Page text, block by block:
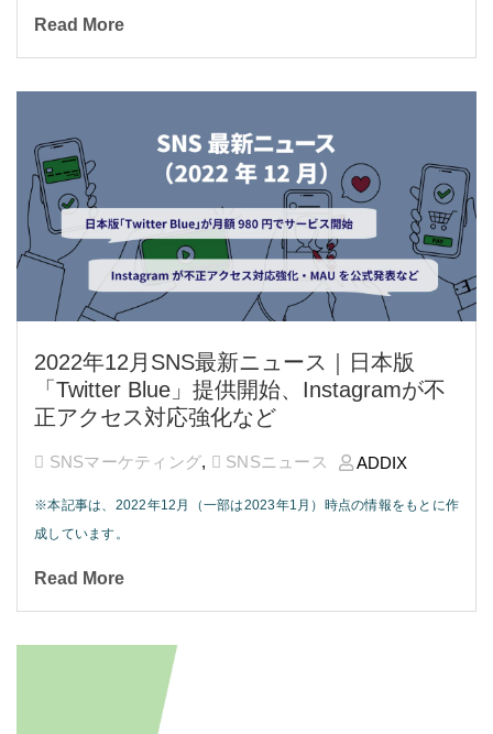
Read More
2022年12月SNS最新ニュース｜日本版
「Twitter Blue」提供開始、Instagramが不
正アクセス対応強化など
SNSマーケティング, SNSニュース ADDIX
※本記事は、2022年12月（一部は2023年1月）時点の情報をもとに作
成しています。
Read More